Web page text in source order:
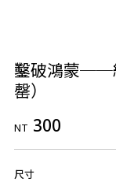
鑿破鴻蒙──
罄）
NT 300
尺寸